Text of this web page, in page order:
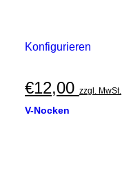
Konfigurieren
€12,00 zzgl. MwSt.
V-Nocken